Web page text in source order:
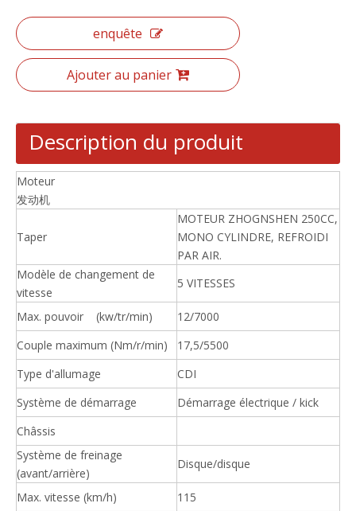
enquête
Ajouter au panier
Description du produit
Moteur
发动机
Taper
MOTEUR ZHOGNSHEN 250CC,
MONO CYLINDRE, REFROIDI
PAR AIR.
Modèle de changement de
vitesse
5 VITESSES
Max. pouvoir (kw/tr/min)
12/7000
Couple maximum (Nm/r/min)
17,5/5500
Type d'allumage
CDI
Système de démarrage
Démarrage électrique / kick
Châssis
Système de freinage
(avant/arrière)
Disque/disque
Max. vitesse (km/h)
115